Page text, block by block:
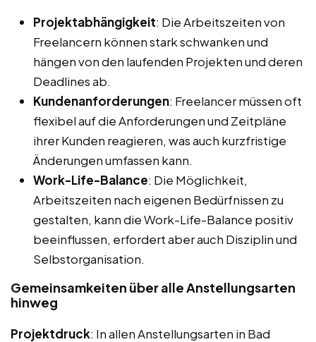
Projektabhängigkeit: Die Arbeitszeiten von
Freelancern können stark schwanken und
hängen von den laufenden Projekten und deren
Deadlines ab.
Kundenanforderungen: Freelancer müssen oft
flexibel auf die Anforderungen und Zeitpläne
ihrer Kunden reagieren, was auch kurzfristige
Änderungen umfassen kann.
Work-Life-Balance: Die Möglichkeit,
Arbeitszeiten nach eigenen Bedürfnissen zu
gestalten, kann die Work-Life-Balance positiv
beeinflussen, erfordert aber auch Disziplin und
Selbstorganisation.
Gemeinsamkeiten über alle Anstellungsarten
hinweg
Projektdruck: In allen Anstellungsarten in Bad